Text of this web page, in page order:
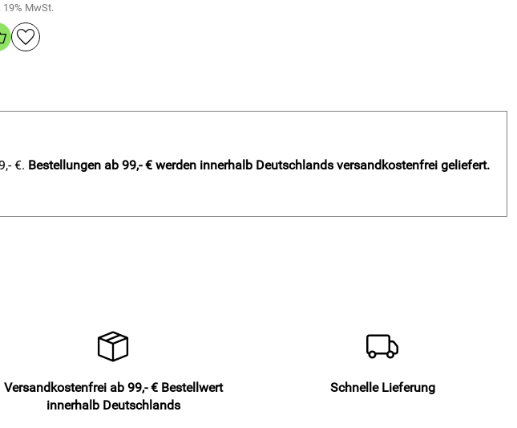
19% MwSt.
€. Bestellungen ab 99,- € werden innerhalb Deutschlands versandkostenfrei geliefert.
Versandkostenfrei ab 99,- € Bestellwert
innerhalb Deutschlands
Schnelle Lieferung